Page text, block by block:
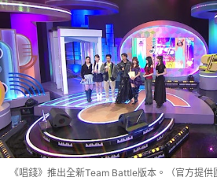
《唱錢》推出全新Team Battle版本。（官方提供